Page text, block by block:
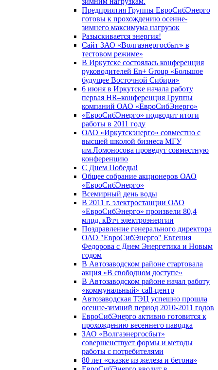
Предприятия Группы ЕвроСибЭнерго
готовы к прохождению осенне-
зимнего максимума нагрузок
Разыскивается энергия!
Сайт ЗАО «Волгаэнергосбыт» в
тестовом режиме»
В Иркутске состоялась конференция
руководителей En+ Group «Большое
будущее Восточной Сибири»
6 июня в Иркутске начала работу
первая HR–конференция Группы
компаний ОАО «ЕвроСибЭнерго»
«ЕвроСибЭнерго» подводит итоги
работы в 2011 году
ОАО «Иркутскэнерго» совместно с
высшей школой бизнеса МГУ
им.Ломоносова проведут совместную
конференцию
С Днем Победы!
Общее собрание акционеров ОАО
«ЕвроСибЭнерго»
Всемирный день воды
В 2011 г. электростанции ОАО
«ЕвроСибЭнерго» произвели 80,4
млрд. кВтч электроэнергии
Поздравление генерального директора
ОАО "ЕвроСибЭнерго" Евгения
Федорова с Днем Энергетика и Новым
годом
В Автозаводском районе стартовала
акция «В свободном доступе»
В Автозаводском районе начал работу
«коммунальный» call-центр
Автозаводская ТЭЦ успешно прошла
осенне-зимний период 2010-2011 годов
ЕвроСибЭнерго активно готовится к
прохождению весеннего паводка
ЗАО «Волгаэнергосбыт»
совершенствует формы и методы
работы с потребителями
80 лет «сказке из железа и бетона»